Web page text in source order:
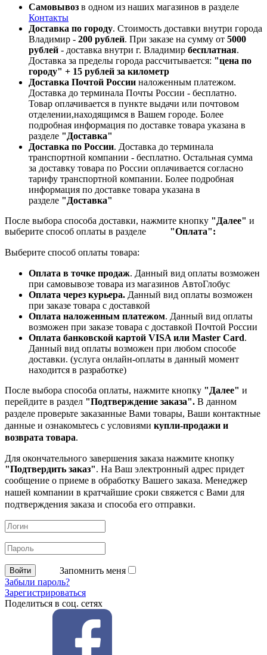
Самовывоз в одном из наших магазинов в разделе
Контакты
Доставка по городу. Стоимость доставки внутри города
Владимир - 200 рублей. При заказе на сумму от 5000
рублей - доставка внутри г. Владимир бесплатная.
Доставка за пределы города рассчитывается: "цена по
городу" + 15 рублей за километр
Доставка Почтой России наложенным платежом.
Доставка до терминала Почты России - бесплатно.
Товар оплачивается в пункте выдачи или почтовом
отделении,находящимся в Вашем городе. Более
подробная информация по доставке товара указана в
разделе "Доставка"
Доставка по России. Доставка до терминала
транспортной компании - бесплатно. Остальная сумма
за доставку товара по России оплачивается согласно
тарифу транспортной компании. Более подробная
информация по доставке товара указана в
разделе "Доставка"
После выбора способа доставки, нажмите кнопку "Далее" и
выберите способ оплаты в разделе "Оплата":
Выберите способ оплаты товара:
Оплата в точке продаж. Данный вид оплаты возможен
при самовывозе товара из магазинов АвтоГлобус
Оплата через курьера. Данный вид оплаты возможен
при заказе товара с доставкой
Оплата наложенным платежом. Данный вид оплаты
возможен при заказе товара с доставкой Почтой России
Оплата банковской картой VISA или Master Card.
Данный вид оплаты возможен при любом способе
доставки. (услуга онлайн-оплаты в данный момент
находится в разработке)
После выбора способа оплаты, нажмите кнопку "Далее" и
перейдите в раздел "Подтверждение заказа". В данном
разделе проверьте заказанные Вами товары, Ваши контактные
данные и ознакомьтесь с условиями купли-продажи и
возврата товара.
Для окончательного завершения заказа нажмите кнопку
"Подтвердить заказ". На Ваш электронный адрес придет
сообщение о приеме в обработку Вашего заказа. Менеджер
нашей компании в кратчайшие сроки свяжется с Вами для
подтверждения заказа и способа его отправки.
Запомнить меня
Забыли пароль?
Зарегистрироваться
Поделиться в соц. сетях